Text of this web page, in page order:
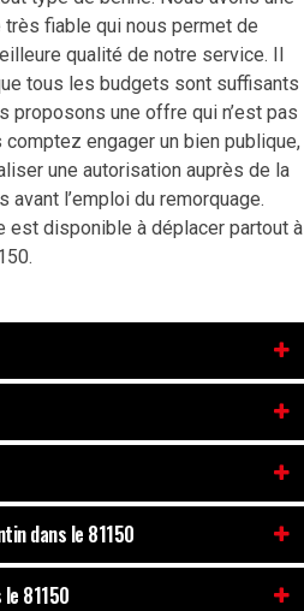
fiable qui nous permet de
qualité de notre service. Il
tous les budgets sont suffisants
proposons une offre qui n’est pas
comptez engager un bien publique,
une autorisation auprès de la
avant l’emploi du remorquage.
est disponible à déplacer partout à
dans le 81150
81150